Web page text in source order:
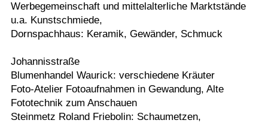
Werbegemeinschaft und mittelalterliche Marktstände
u.a. Kunstschmiede,
Dornspachhaus: Keramik, Gewänder, Schmuck
Johannisstraße
Blumenhandel Waurick: verschiedene Kräuter
Foto-Atelier Fotoaufnahmen in Gewandung, Alte
Fototechnik zum Anschauen
Steinmetz Roland Friebolin: Schaumetzen,